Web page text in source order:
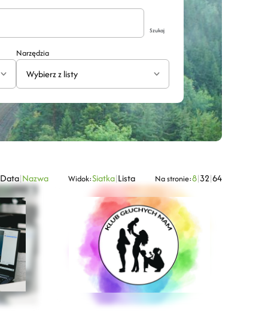
Szukaj
Narzędzia
Wybierz z listy
Data|Nazwa Widok:Siatka|Lista Na stronie:8|32|64